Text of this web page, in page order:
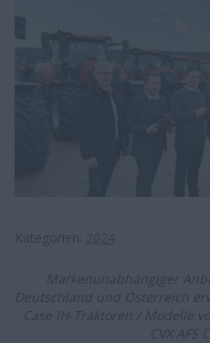
Markenunabhängiger
Deutschland und Österreich
Case IH-Traktoren / Modelle
CVX AFS